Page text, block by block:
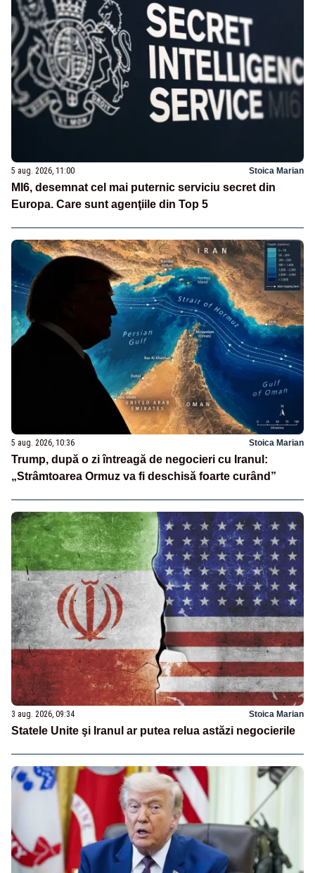
5 aug. 2026, 11:00 Stoica Marian
MI6, desemnat cel mai puternic serviciu secret din
Europa. Care sunt agenţiile din Top 5
5 aug. 2026, 10:36 Stoica Marian
Trump, după o zi întreagă de negocieri cu Iranul:
„Strâmtoarea Ormuz va fi deschisă foarte curând”
3 aug. 2026, 09:34 Stoica Marian
Statele Unite şi Iranul ar putea relua astăzi negocierile